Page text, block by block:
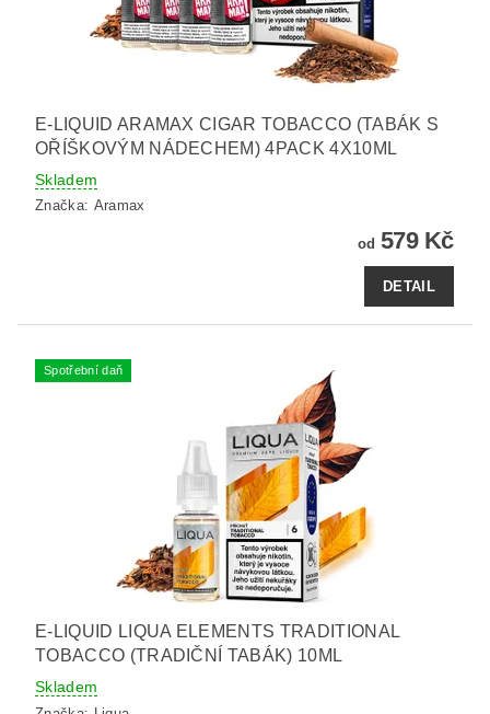
E-LIQUID ARAMAX CIGAR TOBACCO (TABÁK S
OŘÍŠKOVÝM NÁDECHEM) 4PACK 4X10ML
Skladem
Značka: Aramax
od 579 Kč
DETAIL
Spotřební daň
E-LIQUID LIQUA ELEMENTS TRADITIONAL
TOBACCO (TRADIČNÍ TABÁK) 10ML
Skladem